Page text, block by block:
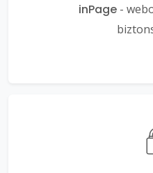
inPage-